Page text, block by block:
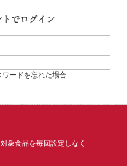
ードを忘れた場合
象食品を毎回設定しなく